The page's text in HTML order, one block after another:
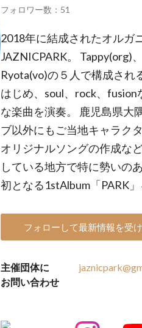
フォロワー数：51
2018年に結成されたオルガ
JAZNICPARK。 Tappy(org)
Ryota(vo)の５人で構成され
はじめ、soul、rock、
な楽曲を演奏。 鹿児島県大
ブ以外にもご当地キャラク
オリジナルソングの作成な
している地方で特に勢いの
初となる1stAlbum「PARK
フォローして最新情報を受
主催団体に
お問い合わせ